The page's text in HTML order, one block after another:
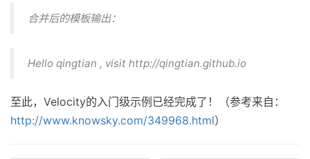
合并后的模板输出：
Hello qingtian , visit http://qingtian.github.io
至此，Velocity的入门级示例已经完成了！（参考来自：
http://www.knowsky.com/349968.html）